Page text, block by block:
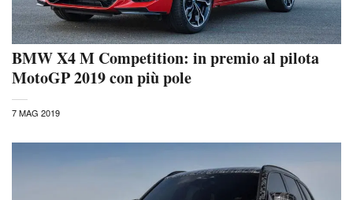
BMW X4 M Competition: in premio al pilota
MotoGP 2019 con più pole
7 MAG 2019